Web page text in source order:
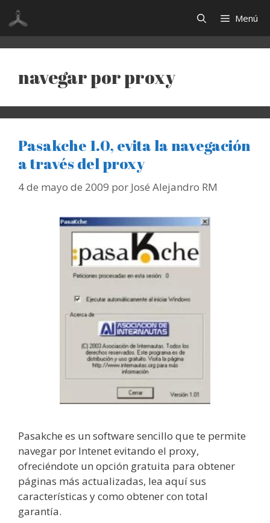
Saltar
contenido
Menú
navegar por proxy
Pasakche 1.0, evita la navegación
a través del proxy
4 de mayo de 2009 por José Alejandro RM
Pasakche es un software sencillo que te permite
navegar por Intenet evitando el proxy,
ofreciéndote un opción gratuita para obtener
páginas más actualizadas, lea aquí sus
características y como obtener con total
garantía.